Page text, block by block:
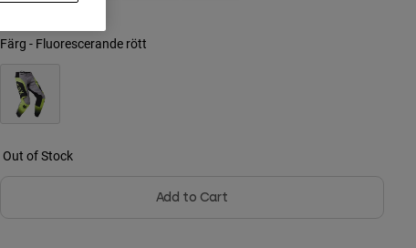
Färg - Fluorescerande rött
Out of Stock
Add to Cart